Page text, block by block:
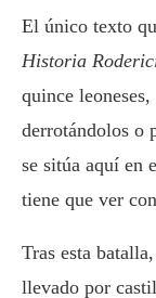
El único texto
Historia
quince
derrotándolos o
se sitúa aquí en
tiene que ver
Tras esta
llevado por